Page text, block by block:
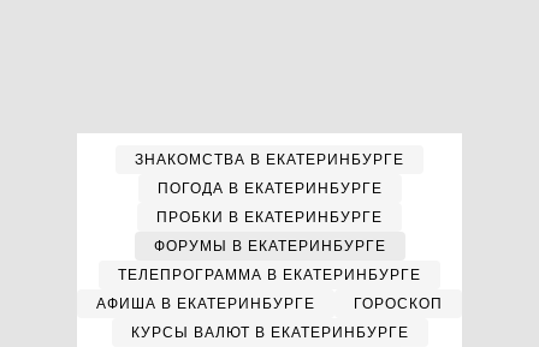
ЗНАКОМСТВА В ЕКАТЕРИНБУРГЕ
ПОГОДА В ЕКАТЕРИНБУРГЕ
ПРОБКИ В ЕКАТЕРИНБУРГЕ
ФОРУМЫ В ЕКАТЕРИНБУРГЕ
ТЕЛЕПРОГРАММА В ЕКАТЕРИНБУРГЕ
АФИША В ЕКАТЕРИНБУРГЕ
ГОРОСКОП
КУРСЫ ВАЛЮТ В ЕКАТЕРИНБУРГЕ